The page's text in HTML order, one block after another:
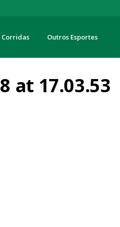
Corridas Outros Esportes
at 17.03.53